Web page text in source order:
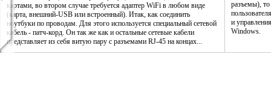
картами, во втором случае требуется адаптер WiFi в любом виде
(карта, внешний-USB или встроенный). Итак, как соединить
ноутбуки по проводам. Для этого используется специальный сетевой
кабель - патч-корд. Он так же как и остальные сетевые кабели
представляет из себя витую пару с разъемами RJ-45 на концах...
разъемы), то
и
Windows.